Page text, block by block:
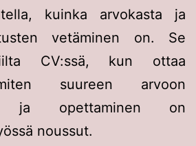
kuinka arvokasta ja
vetäminen on. Se
CV:ssä, kun ottaa
suureen arvoon
ja opettaminen on
noussut.